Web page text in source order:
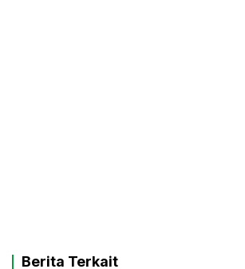
Berita Terkait